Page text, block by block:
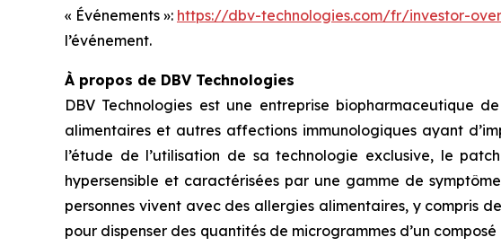
« Événements »: https://dbv-technologies.com/fr/investor-
l’événement.
À propos de DBV Technologies
DBV Technologies est une entreprise biopharmaceutique
alimentaires et autres affections immunologiques ayant
l’étude de l’utilisation de sa technologie exclusive, le
hypersensible et caractérisées par une gamme de
personnes vivent avec des allergies alimentaires, y compris
pour dispenser des quantités de microgrammes d’un